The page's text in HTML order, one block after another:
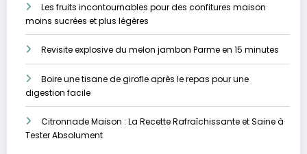
Les fruits incontournables pour des confitures maison
moins sucrées et plus légères
Revisite explosive du melon jambon Parme en 15 minutes
Boire une tisane de girofle après le repas pour une
digestion facile
Citronnade Maison : La Recette Rafraîchissante et Saine à
Tester Absolument